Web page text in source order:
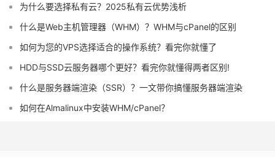
为什么要选择私有云？2025私有云优势浅析
什么是Web主机管理器（WHM）？WHM与cPanel的区别
如何为您的VPS选择适合的操作系统？看完你就懂了
HDD与SSD云服务器哪个更好？看完你就懂得两者区别!
什么是服务器端渲染（SSR）？一文带你搞懂服务器端渲染
如何在Almalinux中安装WHM/cPanel？